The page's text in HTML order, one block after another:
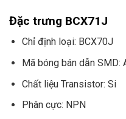
Đặc trưng BCX71J
Chỉ định loại: BCX70J
Mã bóng bán dẫn
Chất liệu Transistor: Si
Phân cực: NPN